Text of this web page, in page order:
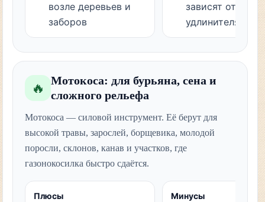
возле деревьев и
заборов
зависят от
удлинителя
🔥
Мотокоса: для бурьяна, сена и
сложного рельефа
Мотокоса — силовой инструмент. Её берут для
высокой травы, зарослей, борщевика, молодой
поросли, склонов, канав и участков, где
газонокосилка быстро сдаётся.
Плюсы Минусы